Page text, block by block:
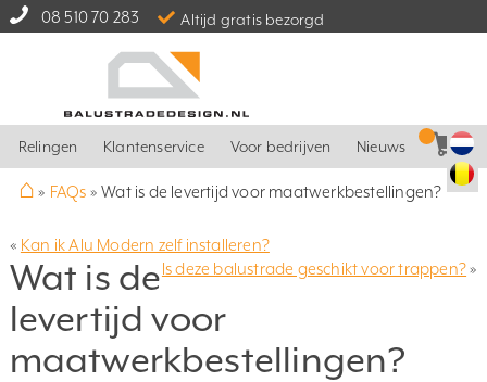
08 510 70 283 Altijd gratis bezorgd
Relingen Klantenservice Voor bedrijven Nieuws
⌂ » FAQs »Wat is de levertijd voor maatwerkbestellingen?
« Kan ik Alu Modern zelf installeren?
Is deze balustrade geschikt voor trappen?»
Wat is de
levertijd voor
maatwerkbestellingen?